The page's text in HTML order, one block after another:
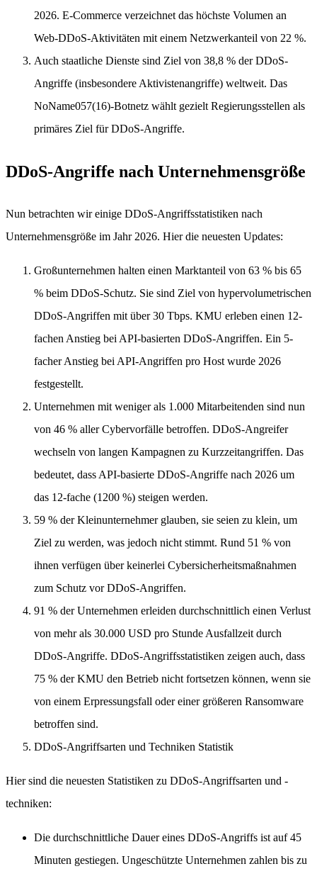
2026. E-Commerce verzeichnet das höchste Volumen an
Web-DDoS-Aktivitäten mit einem Netzwerkanteil von 22 %.
Auch staatliche Dienste sind Ziel von 38,8 % der DDoS-
Angriffe (insbesondere Aktivistenangriffe) weltweit. Das
NoName057(16)-Botnetz wählt gezielt Regierungsstellen als
primäres Ziel für DDoS-Angriffe.
DDoS-Angriffe nach Unternehmensgröße
Nun betrachten wir einige DDoS-Angriffsstatistiken nach
Unternehmensgröße im Jahr 2026. Hier die neuesten Updates:
Großunternehmen halten einen Marktanteil von 63 % bis 65
% beim DDoS-Schutz. Sie sind Ziel von hypervolumetrischen
DDoS-Angriffen mit über 30 Tbps. KMU erleben einen 12-
fachen Anstieg bei API-basierten DDoS-Angriffen. Ein 5-
facher Anstieg bei API-Angriffen pro Host wurde 2026
festgestellt.
Unternehmen mit weniger als 1.000 Mitarbeitenden sind nun
von 46 % aller Cybervorfälle betroffen. DDoS-Angreifer
wechseln von langen Kampagnen zu Kurzzeitangriffen. Das
bedeutet, dass API-basierte DDoS-Angriffe nach 2026 um
das 12-fache (1200 %) steigen werden.
59 % der Kleinunternehmer glauben, sie seien zu klein, um
Ziel zu werden, was jedoch nicht stimmt. Rund 51 % von
ihnen verfügen über keinerlei Cybersicherheitsmaßnahmen
zum Schutz vor DDoS-Angriffen.
91 % der Unternehmen erleiden durchschnittlich einen Verlust
von mehr als 30.000 USD pro Stunde Ausfallzeit durch
DDoS-Angriffe. DDoS-Angriffsstatistiken zeigen auch, dass
75 % der KMU den Betrieb nicht fortsetzen können, wenn sie
von einem Erpressungsfall oder einer größeren Ransomware
betroffen sind.
DDoS-Angriffsarten und Techniken Statistik
Hier sind die neuesten Statistiken zu DDoS-Angriffsarten und -
techniken:
Die durchschnittliche Dauer eines DDoS-Angriffs ist auf 45
Minuten gestiegen. Ungeschützte Unternehmen zahlen bis zu